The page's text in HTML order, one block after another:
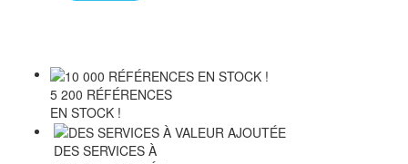
5 200 RÉFÉRENCES
EN STOCK !
DES SERVICES À